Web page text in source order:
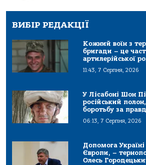
ВИБІР РЕДАКЦІЇ
Кожний воїн з
бригади – це
артилерійської
11:43, 7 Серпня, 2026
У Лісабоні Шон
російський
боротьбу за
06:13, 7 Серпня, 2026
Допомога
Європи, –
Олесь